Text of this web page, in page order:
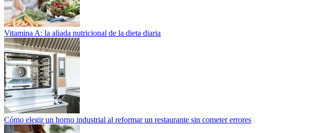
Vitamina A: la aliada nutricional de la dieta diaria
Cómo elegir un horno industrial al reformar un restaurante sin cometer errores